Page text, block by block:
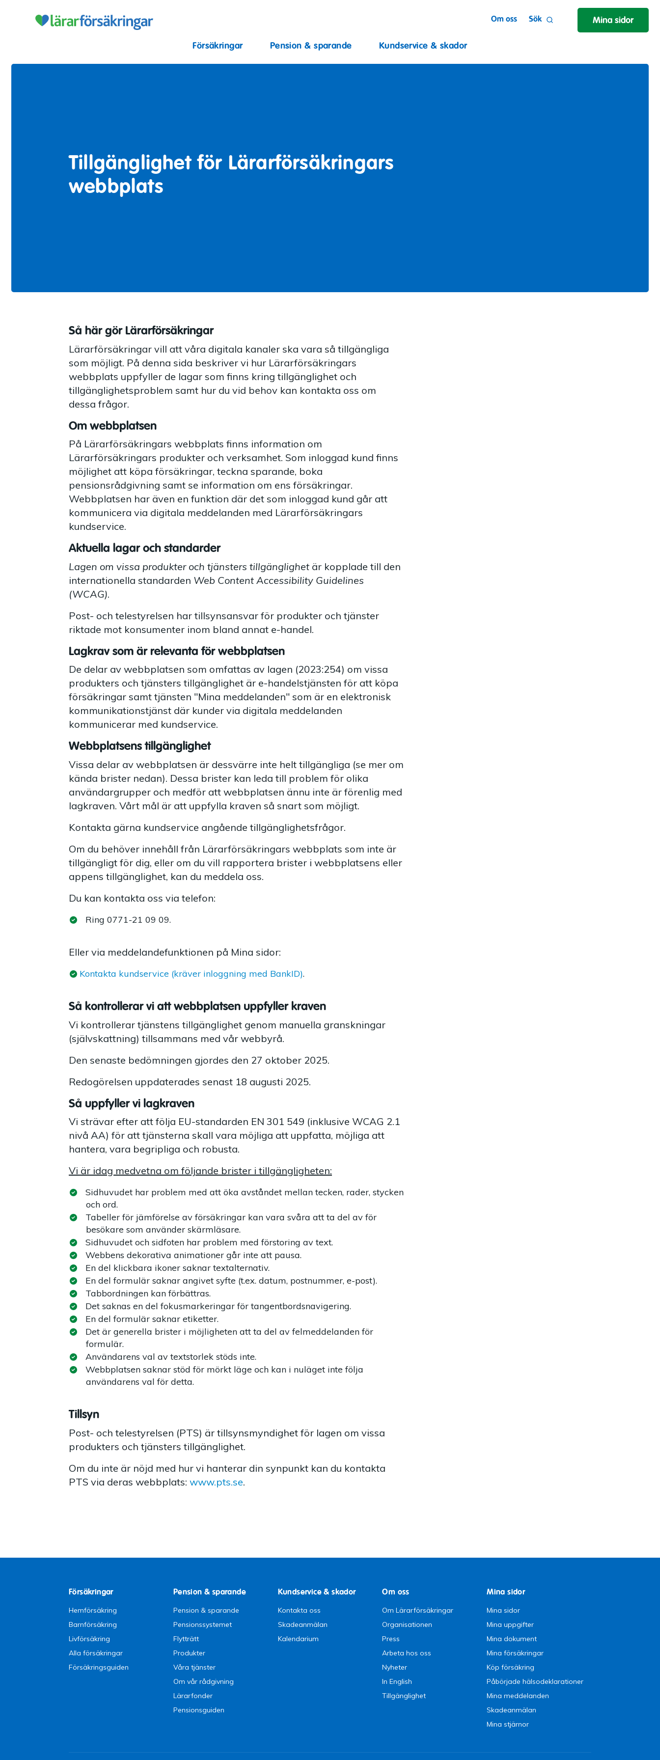
Försäkringar Pension & sparande Kundservice & skador
Om oss Sök Mina sidor
Tillgänglighet för Lärarförsäkringars
webbplats
Så här gör Lärarförsäkringar
Lärarförsäkringar vill att våra digitala kanaler ska vara så tillgängliga
som möjligt. På denna sida beskriver vi hur Lärarförsäkringars
webbplats uppfyller de lagar som finns kring tillgänglighet och
tillgänglighetsproblem samt hur du vid behov kan kontakta oss om
dessa frågor.
Om webbplatsen
På Lärarförsäkringars webbplats finns information om
Lärarförsäkringars produkter och verksamhet. Som inloggad kund finns
möjlighet att köpa försäkringar, teckna sparande, boka
pensionsrådgivning samt se information om ens försäkringar.
Webbplatsen har även en funktion där det som inloggad kund går att
kommunicera via digitala meddelanden med Lärarförsäkringars
kundservice.
Aktuella lagar och standarder
Lagen om vissa produkter och tjänsters tillgänglighet är kopplade till den
internationella standarden Web Content Accessibility Guidelines
(WCAG).
Post- och telestyrelsen har tillsynsansvar för produkter och tjänster
riktade mot konsumenter inom bland annat e-handel.
Lagkrav som är relevanta för webbplatsen
De delar av webbplatsen som omfattas av lagen (2023:254) om vissa
produkters och tjänsters tillgänglighet är e-handelstjänsten för att köpa
försäkringar samt tjänsten "Mina meddelanden" som är en elektronisk
kommunikationstjänst där kunder via digitala meddelanden
kommunicerar med kundservice.
Webbplatsens tillgänglighet
Vissa delar av webbplatsen är dessvärre inte helt tillgängliga (se mer om
kända brister nedan). Dessa brister kan leda till problem för olika
användargrupper och medför att webbplatsen ännu inte är förenlig med
lagkraven. Vårt mål är att uppfylla kraven så snart som möjligt.
Kontakta gärna kundservice angående tillgänglighetsfrågor.
Om du behöver innehåll från Lärarförsäkringars webbplats som inte är
tillgängligt för dig, eller om du vill rapportera brister i webbplatsens eller
appens tillgänglighet, kan du meddela oss.
Du kan kontakta oss via telefon:
Ring 0771-21 09 09.
Eller via meddelandefunktionen på Mina sidor:
Kontakta kundservice (kräver inloggning med BankID).
Så kontrollerar vi att webbplatsen uppfyller kraven
Vi kontrollerar tjänstens tillgänglighet genom manuella granskningar
(självskattning) tillsammans med vår webbyrå.
Den senaste bedömningen gjordes den 27 oktober 2025.
Redogörelsen uppdaterades senast 18 augusti 2025.
Så uppfyller vi lagkraven
Vi strävar efter att följa EU-standarden EN 301 549 (inklusive WCAG 2.1
nivå AA) för att tjänsterna skall vara möjliga att uppfatta, möjliga att
hantera, vara begripliga och robusta.
Vi är idag medvetna om följande brister i tillgängligheten:
Sidhuvudet har problem med att öka avståndet mellan tecken, rader, stycken
och ord.
Tabeller för jämförelse av försäkringar kan vara svåra att ta del av för
besökare som använder skärmläsare.
Sidhuvudet och sidfoten har problem med förstoring av text.
Webbens dekorativa animationer går inte att pausa.
En del klickbara ikoner saknar textalternativ.
En del formulär saknar angivet syfte (t.ex. datum, postnummer, e-post).
Tabbordningen kan förbättras.
Det saknas en del fokusmarkeringar för tangentbordsnavigering.
En del formulär saknar etiketter.
Det är generella brister i möjligheten att ta del av felmeddelanden för
formulär.
Användarens val av textstorlek stöds inte.
Webbplatsen saknar stöd för mörkt läge och kan i nuläget inte följa
användarens val för detta.
Tillsyn
Post- och telestyrelsen (PTS) är tillsynsmyndighet för lagen om vissa
produkters och tjänsters tillgänglighet.
Om du inte är nöjd med hur vi hanterar din synpunkt kan du kontakta
PTS via deras webbplats: www.pts.se.
Försäkringar
Hemförsäkring
Barnförsäkring
Livförsäkring
Alla försäkringar
Försäkringsguiden
Pension & sparande
Pension & sparande
Pensionssystemet
Flytträtt
Produkter
Våra tjänster
Om vår rådgivning
Lärarfonder
Pensionsguiden
Kundservice & skador
Kontakta oss
Skadeanmälan
Kalendarium
Om oss
Om Lärarförsäkringar
Organisationen
Press
Arbeta hos oss
Nyheter
In English
Tillgänglighet
Mina sidor
Mina sidor
Mina uppgifter
Mina dokument
Mina försäkringar
Köp försäkring
Påbörjade hälsodeklarationer
Mina meddelanden
Skadeanmälan
Mina stjärnor